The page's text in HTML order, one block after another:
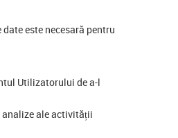
este necesară pentru
Utilizatorului de a-l
analize ale activității